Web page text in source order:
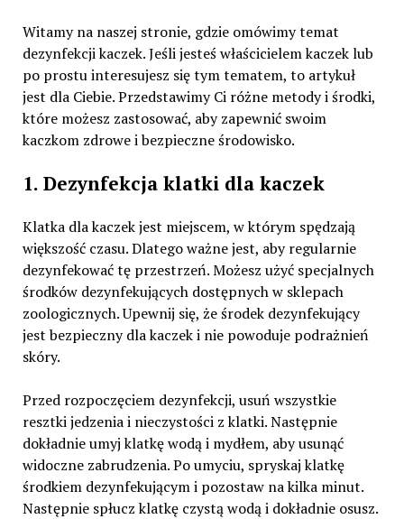
Witamy na naszej stronie, gdzie omówimy temat
dezynfekcji kaczek. Jeśli jesteś właścicielem kaczek lub
po prostu interesujesz się tym tematem, to artykuł
jest dla Ciebie. Przedstawimy Ci różne metody i środki,
które możesz zastosować, aby zapewnić swoim
kaczkom zdrowe i bezpieczne środowisko.
1. Dezynfekcja klatki dla kaczek
Klatka dla kaczek jest miejscem, w którym spędzają
większość czasu. Dlatego ważne jest, aby regularnie
dezynfekować tę przestrzeń. Możesz użyć specjalnych
środków dezynfekujących dostępnych w sklepach
zoologicznych. Upewnij się, że środek dezynfekujący
jest bezpieczny dla kaczek i nie powoduje podrażnień
skóry.
Przed rozpoczęciem dezynfekcji, usuń wszystkie
resztki jedzenia i nieczystości z klatki. Następnie
dokładnie umyj klatkę wodą i mydłem, aby usunąć
widoczne zabrudzenia. Po umyciu, spryskaj klatkę
środkiem dezynfekującym i pozostaw na kilka minut.
Następnie spłucz klatkę czystą wodą i dokładnie osusz.